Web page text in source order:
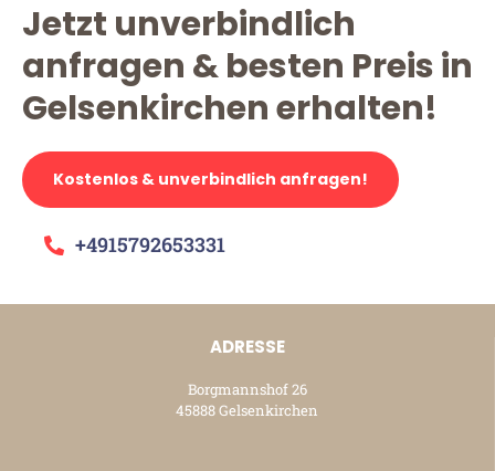
Jetzt unverbindlich
anfragen & besten Preis in
Gelsenkirchen erhalten!
Kostenlos & unverbindlich anfragen!
+4915792653331
ADRESSE
Borgmannshof 26
45888 Gelsenkirchen